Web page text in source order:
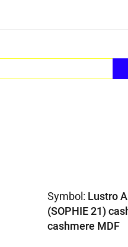
Symbol: Lustro
(SOPHIE 21)
cashmere MDF